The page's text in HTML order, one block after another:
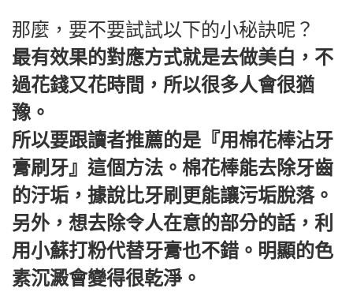
那麼，要不要試試以下的小秘訣呢？
最有效果的對應方式就是去做美白，不
過花錢又花時間，所以很多人會很猶
豫。
所以要跟讀者推薦的是『用棉花棒沾牙
膏刷牙』這個方法。棉花棒能去除牙齒
的汙垢，據說比牙刷更能讓污垢脫落。
另外，想去除令人在意的部分的話，利
用小蘇打粉代替牙膏也不錯。明顯的色
素沉澱會變得很乾淨。